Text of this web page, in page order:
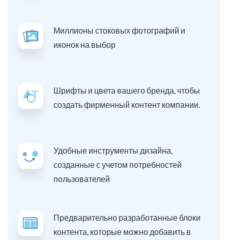
Миллионы стоковых фотографий и
иконок на выбор
Шрифты и цвета вашего бренда, чтобы
создать фирменный контент компании.
Удобные инструменты дизайна,
созданные с учетом потребностей
пользователей
Предварительно разработанные блоки
контента, которые можно добавить в